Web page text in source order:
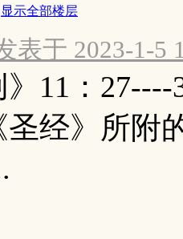
显示全部楼层
表于 2023-1-5
》11：
经》所附